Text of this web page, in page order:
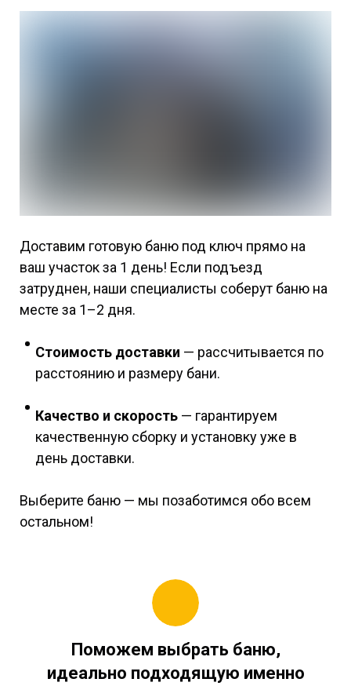
Доставим готовую баню под ключ прямо на
ваш участок за 1 день! Если подъезд
затруднен, наши специалисты соберут баню на
месте за 1–2 дня.
Стоимость доставки — рассчитывается по
расстоянию и размеру бани.
Качество и скорость — гарантируем
качественную сборку и установку уже в
день доставки.
Выберите баню — мы позаботимся обо всем
остальном!
Поможем выбрать баню,
идеально подходящую именно